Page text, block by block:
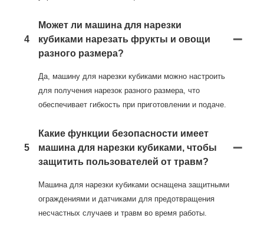
4
Может ли машина для нарезки
кубиками нарезать фрукты и овощи
разного размера?
Да, машину для нарезки кубиками можно настроить
для получения нарезок разного размера, что
обеспечивает гибкость при приготовлении и подаче.
5
Какие функции безопасности имеет
машина для нарезки кубиками, чтобы
защитить пользователей от травм?
Машина для нарезки кубиками оснащена защитными
ограждениями и датчиками для предотвращения
несчастных случаев и травм во время работы.